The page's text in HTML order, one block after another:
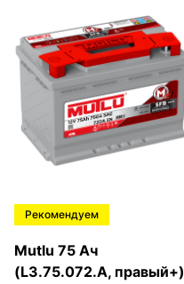
Рекомендуем
Mutlu 75 Ач
(L3.75.072.A, правый+)